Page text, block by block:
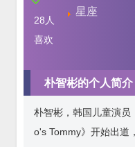
28 人
喜欢
星座
朴智彬的个人简介
朴智彬，韩国儿童演
o's Tommy》开始出道